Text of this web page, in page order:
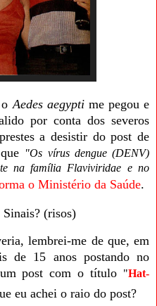
Aedes aegyptime pegou e
por conta dos severos
a desistir do post de
"Os vírus dengue (DENV)
na família Flaviviridae e no
o Ministério da Saúde.
(risos)
lembrei-me de que, em
de 15 anos postando no
post com o título "Hat-
eu achei o raio do post?